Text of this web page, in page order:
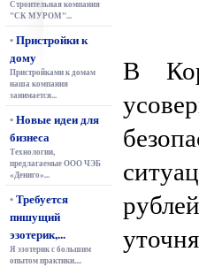
Строительная компания
"СК МУРОМ"...
•Пристройки к
дому
Пристройками к домам
наша компания
занимается...
•Новые идеи для
бизнеса
Технологии,
предлагаемые ООО ЧЭБ
«Дениго»...
•Требуется
пишущий
эзотерик,...
Я эзотерик с большим
опытом практики....
В